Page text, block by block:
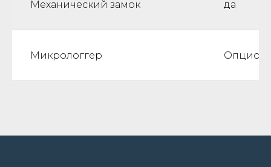
Механический замок да
Микрологгер